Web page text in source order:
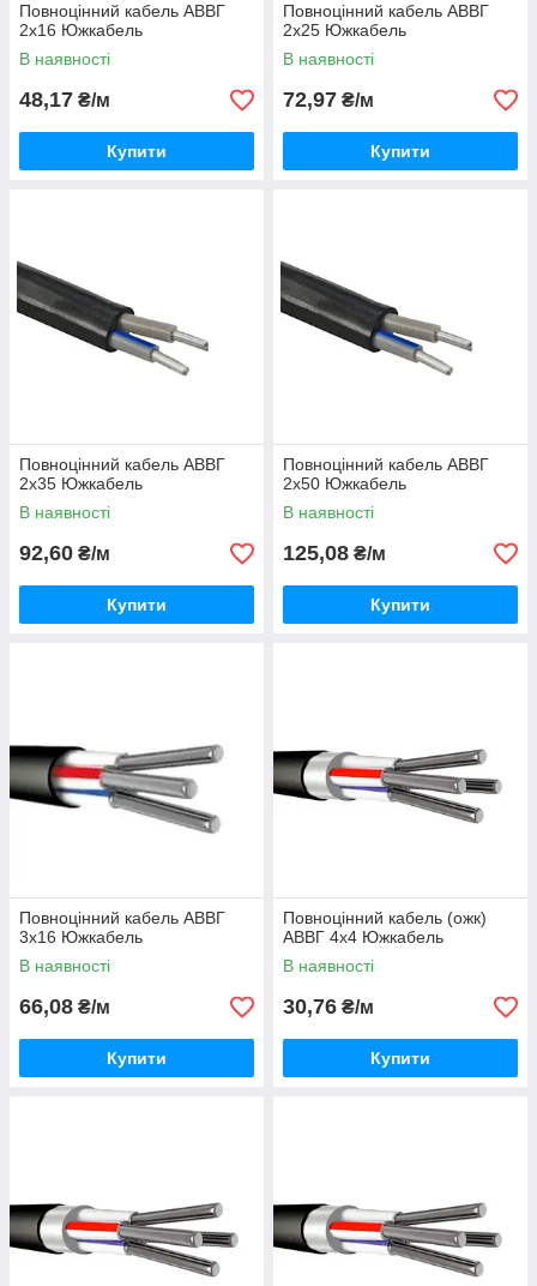
Повноцінний кабель АВВГ
2х16 Южкабель
В наявності
48,17 ₴/м
Купити
Повноцінний кабель АВВГ
2х25 Южкабель
В наявності
72,97 ₴/м
Купити
Повноцінний кабель АВВГ
2х35 Южкабель
В наявності
92,60 ₴/м
Купити
Повноцінний кабель АВВГ
2х50 Южкабель
В наявності
125,08 ₴/м
Купити
Повноцінний кабель АВВГ
3х16 Южкабель
В наявності
66,08 ₴/м
Купити
Повноцінний кабель (ожк)
АВВГ 4х4 Южкабель
В наявності
30,76 ₴/м
Купити